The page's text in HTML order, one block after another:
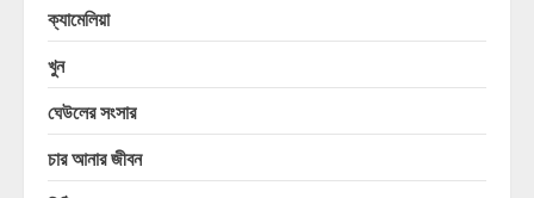
ক্যামেলিয়া
খুন
ঘেউলের সংসার
চার আনার জীবন